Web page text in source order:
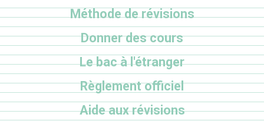
Méthode de révisions
Donner des cours
Le bac à l'étranger
Règlement officiel
Aide aux révisions